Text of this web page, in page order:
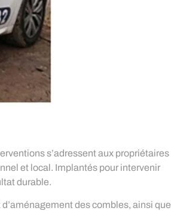
s’adressent aux propriétaires
et local. Implantés pour intervenir
durable.
des combles, ainsi que